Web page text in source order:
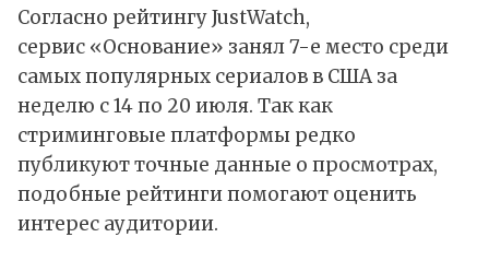
Согласно рейтингу JustWatch,
сервис «Основание» занял 7-е место среди
самых популярных сериалов в США за
неделю с 14 по 20 июля. Так как
стриминговые платформы редко
публикуют точные данные о просмотрах,
подобные рейтинги помогают оценить
интерес аудитории.